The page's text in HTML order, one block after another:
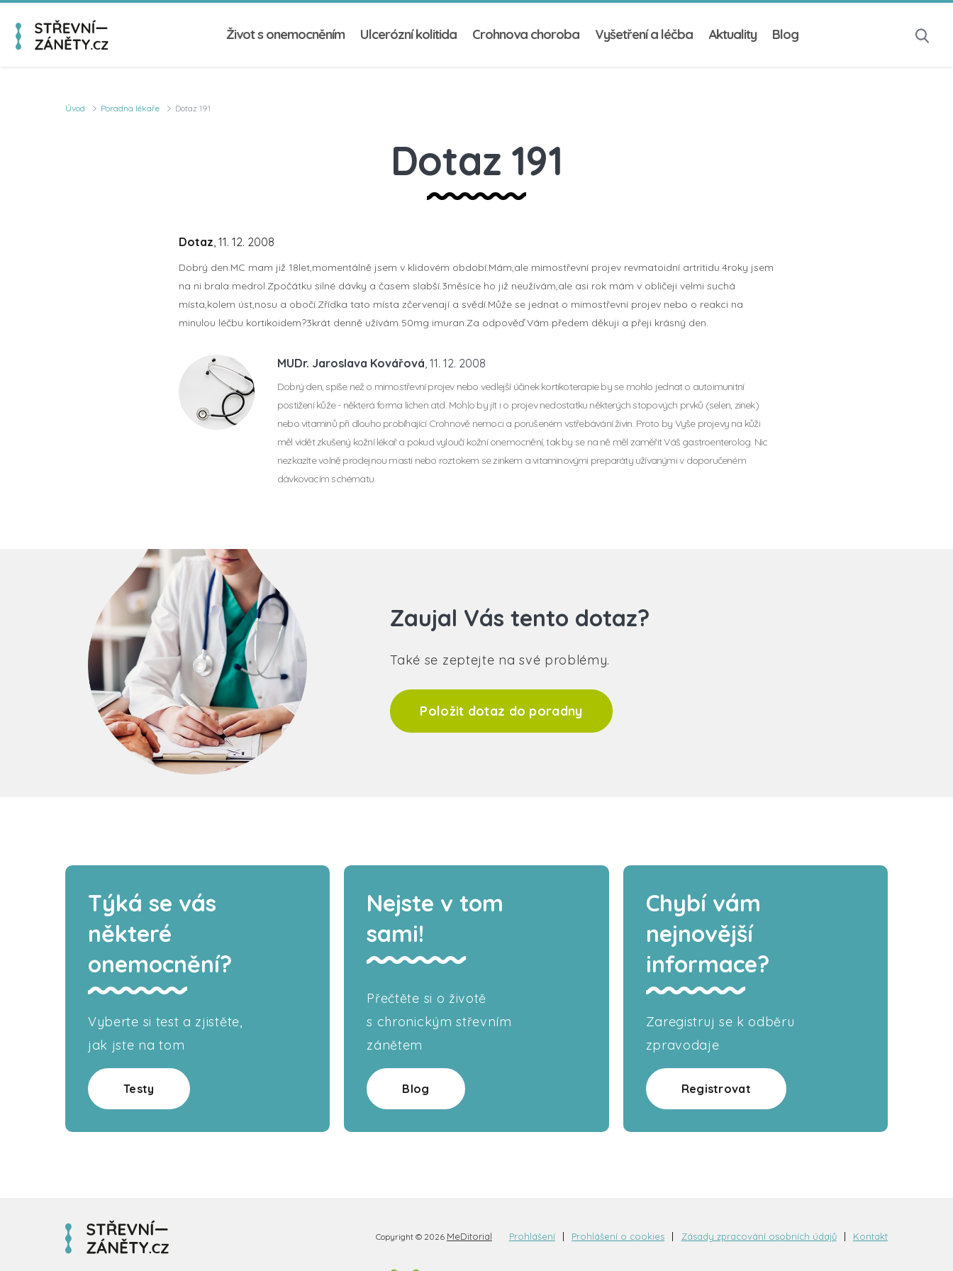
Život s onemocněním Ulcerózní kolitida Crohnova choroba Vyšetření a léčba Aktuality Blog
Úvod Poradna lékaře Dotaz 191
Dotaz 191
Dotaz, 11. 12. 2008
Dobrý den.MC mam již 18let,momentálně jsem v klidovém období.Mám,ale mimostřevní projev revmatoidní artritidu.4roky jsem
na ni brala medrol.Zpočátku silné dávky a časem slabší.3měsíce ho již neužívám,ale asi rok mám v obličeji velmi suchá
místa,kolem úst,nosu a obočí.Zřídka tato místa zčervenají a svědí.Může se jednat o mimostřevní projev nebo o reakci na
minulou léčbu kortikoidem?3krát denně užívám 50mg imuran.Za odpověď Vám předem děkuji a přeji krásný den.
MUDr. Jaroslava Kovářová , 11. 12. 2008
Dobrý den, spíše než o mimostřevní projev nebo vedlejší účinek kortikoterapie by se mohlo jednat o autoimunitní
postižení kůže - některá forma lichen atd. Mohlo by jít i o projev nedostatku některých stopových prvků (selen, zinek)
nebo vitaminů při dlouho probíhající Crohnově nemoci a porušeném vstřebávání živin. Proto by Vyše projevy na kůži
měl vidět zkušený kožní lékař a pokud vyloučí kožní onemocnění, tak by se na ně měl zaměřit Váš gastroenterolog. Nic
nezkazíte volně prodejnou mastí nebo roztokem se zinkem a vitaminovými preparáty užívanými v doporučeném
dávkovacím schématu.
Zaujal Vás tento dotaz?
Také se zeptejte na své problémy.
Položit dotaz do poradny
Týká se vás
některé
onemocnění?
Vyberte si test a zjistěte,
jak jste na tom
Testy
Nejste v tom
sami!
Přečtěte si o životě
s chronickým střevním
zánětem
Blog
Chybí vám
nejnovější
informace?
Zaregistruj se k odběru
zpravodaje
Registrovat
Copyright © 2026 MeDitorial Prohlášení Prohlášení o cookies Zásady zpracování osobních údajů Kontakt